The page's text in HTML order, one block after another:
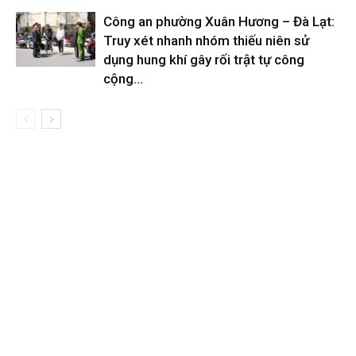
Công an phường Xuân Hương – Đà Lạt:
Truy xét nhanh nhóm thiếu niên sử
dụng hung khí gây rối trật tự công
cộng...